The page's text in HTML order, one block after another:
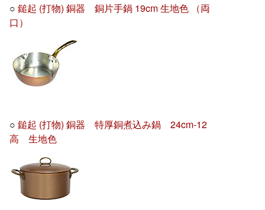
○鎚起 (打物) 銅器 銅片手鍋 19cm 生地色 （両
口）
○鎚起 (打物) 銅器 特厚銅煮込み鍋 24cm-12
高 生地色